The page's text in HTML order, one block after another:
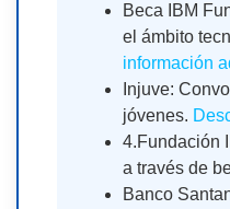
Beca IBM
el ámbito
información
Injuve:
jóvenes.
4.Fundación
a través de
Banco